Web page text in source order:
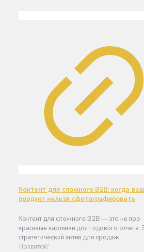
Контент для сложного B2B: когда ваш
продукт нельзя сфотографировать
Контент для сложного B2B — это не про
красивые картинки для годового отчета.
стратегический актив для продаж
Нравится?